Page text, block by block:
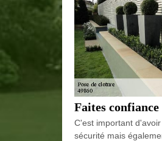
Faites
C'est important
sécurité mais